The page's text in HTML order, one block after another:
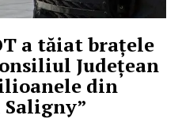
a tăiat brațele
Județean
din
Saligny”